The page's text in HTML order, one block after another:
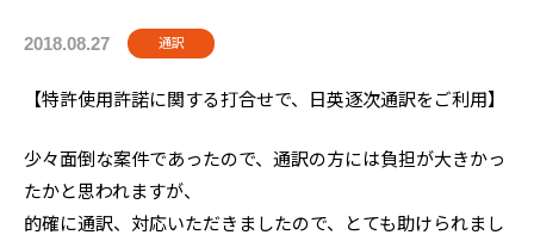
2018.08.27 通訳
【特許使用許諾に関する打合せで、日英逐次通訳をご利用】
少々面倒な案件であったので、通訳の方には負担が大きかっ
たかと思われますが、
的確に通訳、対応いただきましたので、とても助けられまし